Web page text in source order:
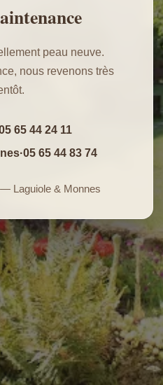
peau neuve.
nous revenons très
65 44 24 11
·05 65 44 83 74
Laguiole & Monnes